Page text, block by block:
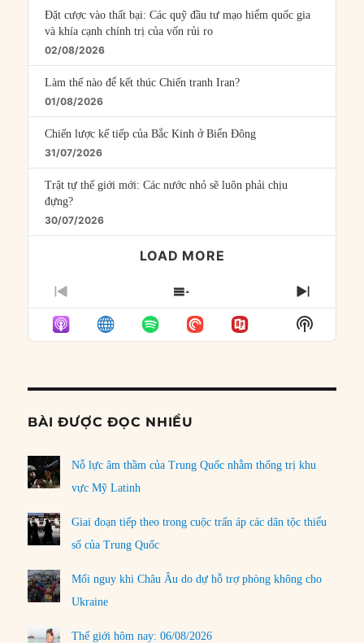
Đặt cược vào thất bại: Các quỹ đầu tư mạo hiểm quốc gia
và khía cạnh chính trị của vốn rủi ro
02/08/2026
Làm thế nào để kết thúc Chiến tranh Iran?
01/08/2026
Chiến lược kế tiếp của Bắc Kinh ở Biển Đông
31/07/2026
Trật tự thế giới mới: Các nước nhỏ sẽ luôn phải chịu
đựng?
30/07/2026
LOAD MORE
PREVIOUS
EPISODE
SHOW
EPISODES
LIST
NEXT
Show
Podcast
BÀI ĐƯỢC ĐỌC NHIỀU
Nỗ lực âm thầm của Trung Quốc nhằm thống trị khu
vực Mỹ Latinh
Giai đoạn tiếp theo trong cuộc trấn áp các dân tộc thiểu
số của Trung Quốc
Mối nguy khi Châu Âu do dự hỗ trợ phòng không cho
Ukraine
Thế giới hôm nay: 06/08/2026